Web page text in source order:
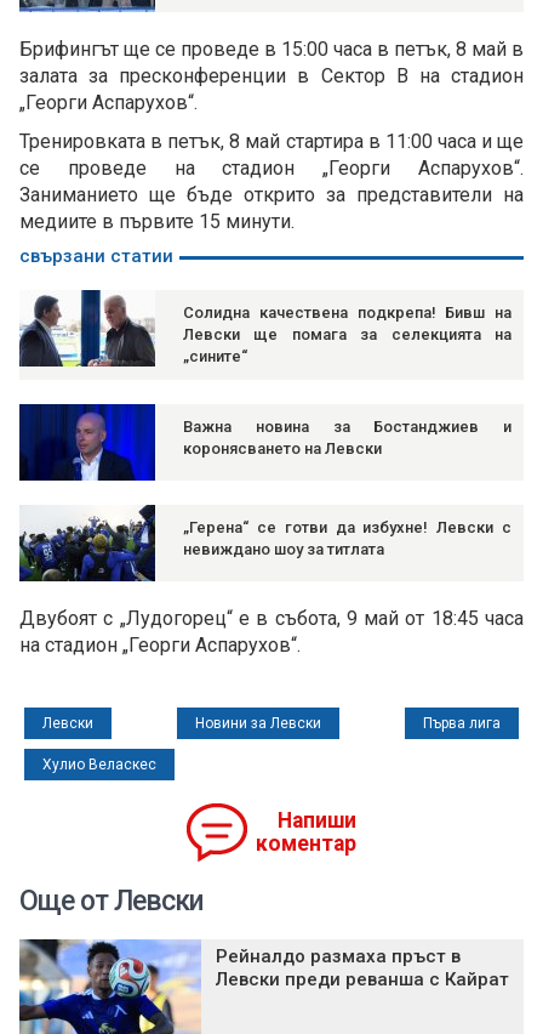
Брифингът ще се проведе в 15:00 часа в петък, 8 май в
залата за пресконференции в Сектор В на стадион
„Георги Аспарухов“.
Тренировката в петък, 8 май стартира в 11:00 часа и ще
се проведе на стадион „Георги Аспарухов“.
Заниманието ще бъде открито за представители на
медиите в първите 15 минути.
свързани статии
Солидна качествена подкрепа! Бивш на
Левски ще помага за селекцията на
„сините“
Важна новина за Бостанджиев и
коронясването на Левски
„Герена“ се готви да избухне! Левски с
невиждано шоу за титлата
Двубоят с „Лудогорец“ е в събота, 9 май от 18:45 часа
на стадион „Георги Аспарухов“.
Левски Новини за Левски Първа лига
Хулио Веласкес
Напиши
коментар
Още от Левски
Рейналдо размаха пръст в
Левски преди реванша с Кайрат